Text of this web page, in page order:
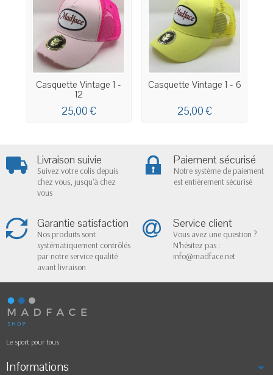
Casquette Vintage 1 -
12
25,00 €
Casquette Vintage 1 - 6
25,00 €
Livraison suivie
Suivez votre colis depuis
chez vous, jusqu'à chez
vous
Paiement sécurisé
Notre système de paiement
est entièrement sécurisé
Garantie satisfaction
Nos produits sont
systématiquement contrôlés
par notre service qualité
avant livraison
Service client
Vous avez une question ?
N'hésitez pas :
info@madface.net
Le sport pour tous
Informations